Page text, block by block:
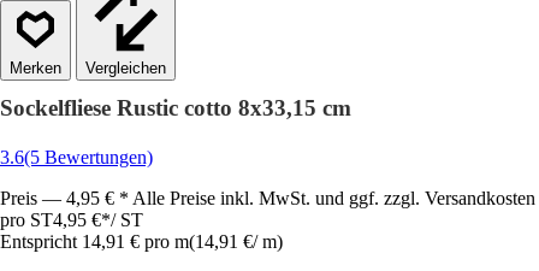
Vergleichen
Sockelfliese Rustic cotto 8x33,15 cm
3.6(5 Bewertungen)
Preis — 4,95 € * Alle Preise inkl. MwSt. und ggf. zzgl. Versandkosten
pro ST4,95 €*/ ST
Entspricht 14,91 € pro m(14,91 €/ m)